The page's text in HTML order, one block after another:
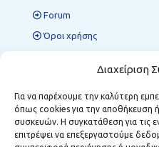
Διαχείριση
Για να παρέχουμε την καλύτερη
όπως cookies για την αποθήκευση
συσκευών. Η συγκατάθεση για τις
επιτρέψει να επεξεργαστούμε
Forum
Όροι χρήσης
Περιφερειακές Δομές ΜΣΕ
Κοζάνη:Κωστή Παλαμά 12,